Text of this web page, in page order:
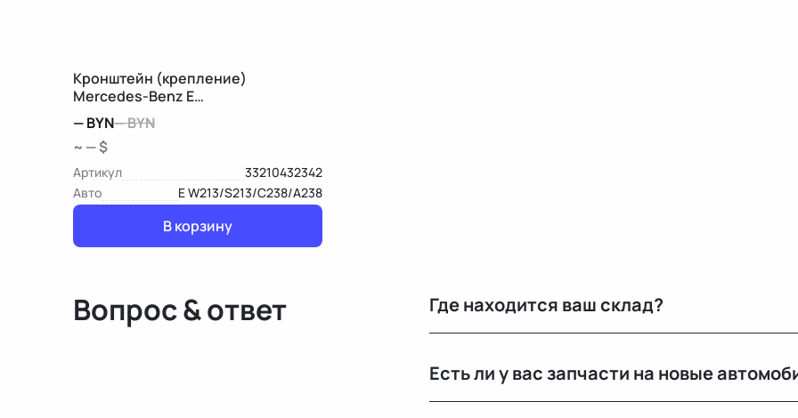
Кронштейн (крепление)
Mercedes-Benz E
W213/S213/C238/A238
—BYN—BYN
~ — $
Артикул
33210432342
Авто
E W213/S213/C238/A238
В корзину
Вопрос & ответ Где находится ваш склад?
РФ.
Есть ли у вас запчасти на новые